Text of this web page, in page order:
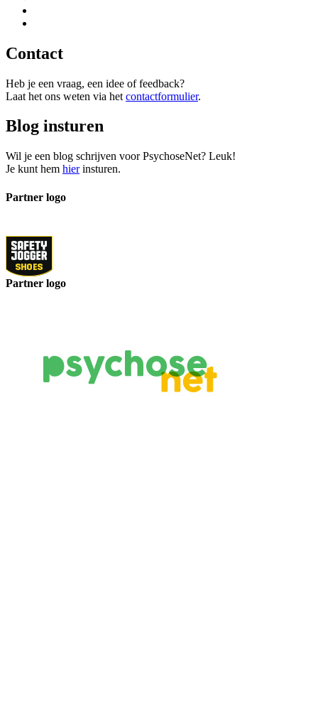
Contact
Heb je een vraag, een idee of feedback?
Laat het ons weten via het contactformulier.
Blog insturen
Wil je een blog schrijven voor PsychoseNet? Leuk!
Je kunt hem hierinsturen.
Partner logo
Partner logo